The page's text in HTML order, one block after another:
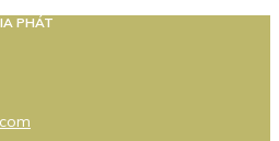
PHÁT